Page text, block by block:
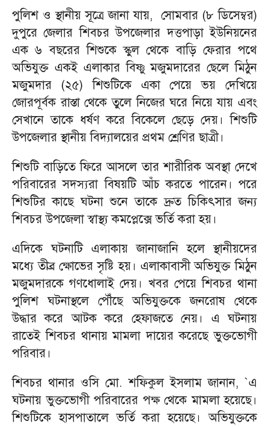
পুলিশ ও স্থানীয় সূত্রে জানা যায়, সোমবার (৮ ডিসেম্বর)
দুপুরে জেলার শিবচর উপজেলার দত্তপাড়া ইউনিয়নের
এক ৬ বছরের শিশুকে স্কুল থেকে বাড়ি ফেরার পথে
অভিযুক্ত একই এলাকার বিষ্ণু মজুমদারের ছেলে মিঠুন
মজুমদার (২৫) শিশুটিকে একা পেয়ে ভয় দেখিয়ে
জোরপূর্বক রাস্তা থেকে তুলে নিজের ঘরে নিয়ে যায় এবং
সেখানে তাকে ধর্ষণ করে বিকেলে ছেড়ে দেয়। শিশুটি
উপজেলার স্থানীয় বিদ্যালয়ের প্রথম শ্রেণির ছাত্রী।
শিশুটি বাড়িতে ফিরে আসলে তার শারীরিক অবস্থা দেখে
পরিবারের সদস্যরা বিষয়টি আঁচ করতে পারেন। পরে
শিশুটির কাছে ঘটনা শুনে তাকে দ্রুত চিকিৎসার জন্য
শিবচর উপজেলা স্বাস্থ্য কমপ্লেক্সে ভর্তি করা হয়।
এদিকে ঘটনাটি এলাকায় জানাজানি হলে স্থানীয়দের
মধ্যে তীব্র ক্ষোভের সৃষ্টি হয়। এলাকাবাসী অভিযুক্ত মিঠুন
মজুমদারকে গণধোলাই দেয়। খবর পেয়ে শিবচর থানা
পুলিশ ঘটনাস্থলে পৌঁছে অভিযুক্তকে জনরোষ থেকে
উদ্ধার করে আটক করে হেফাজতে নেয়। এ ঘটনায়
রাতেই শিবচর থানায় মামলা দায়ের করেছে ভুক্তভোগী
পরিবার।
শিবচর থানার ও‌সি মো. শ‌ফিকুল ইসলাম জানান, `এ
ঘটনায় ভুক্তভোগী পরিবারের পক্ষ থেকে মামলা হয়েছে।
শিশুটিকে হাসপাতালে ভর্তি করা হয়েছে। অভিযুক্তকে